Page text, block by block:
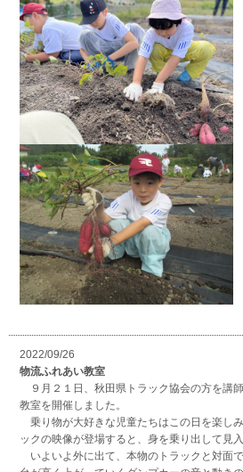
2022/09/26
物流ふれあい教室
９月２１日、秋田県トラック協会の方を講
教室を開催しました。
乗り物が大好きな児童たちはこの日を楽し
ックの映像が登場すると、身を乗り出して見
いよいよ外に出て、本物のトラックと対面